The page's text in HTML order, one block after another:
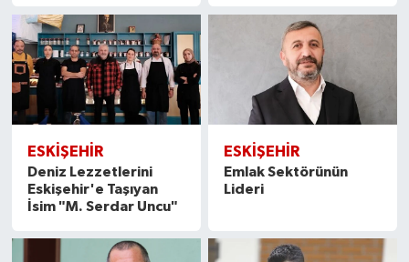
ESKİŞEHİR
Deniz Lezzetlerini
Eskişehir'e Taşıyan
İsim "M. Serdar Uncu"
ESKİŞEHİR
Emlak Sektörünün
Lideri